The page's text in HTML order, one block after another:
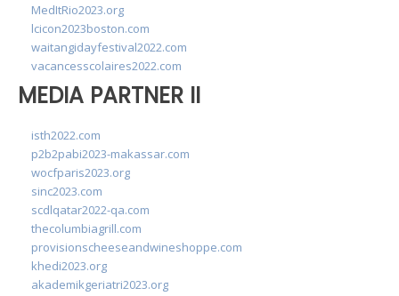
MedItRio2023.org
lcicon2023boston.com
waitangidayfestival2022.com
vacancesscolaires2022.com
MEDIA PARTNER II
isth2022.com
p2b2pabi2023-makassar.com
wocfparis2023.org
sinc2023.com
scdlqatar2022-qa.com
thecolumbiagrill.com
provisionscheeseandwineshoppe.com
khedi2023.org
akademikgeriatri2023.org